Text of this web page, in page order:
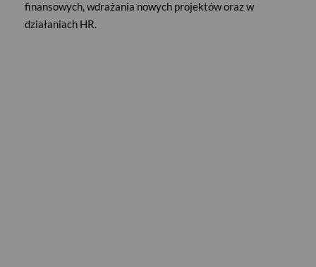
finansowych, wdrażania nowych projektów oraz w
działaniach HR.